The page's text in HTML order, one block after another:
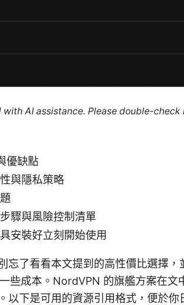
AI assistance. Please double-
優缺點
與隱私策略
驟與風險控制清單
安裝好立刻開始使用
忘了看看本文提到的高性價比選擇，
些成本。NordVPN 的旗艦方案在文
以下是可用的資源引用格式，便於你